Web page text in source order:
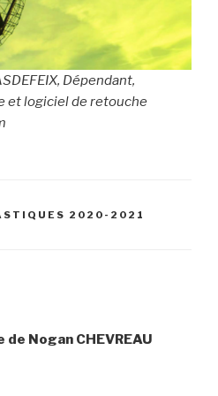
Dépendant,
et logiciel de retouche
2020-2021
Nogan CHEVREAU